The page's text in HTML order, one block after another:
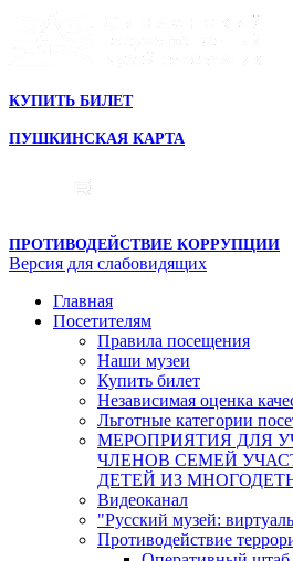
КУПИТЬ БИЛЕТ
ПУШКИНСКАЯ КАРТА
ПРОТИВОДЕЙСТВИЕ КОРРУПЦИИ
Версия для слабовидящих
Главная
Посетителям
Правила посещения
Наши музеи
Купить билет
Независимая оценка
Льготные категории
МЕРОПРИЯТИЯ ДЛЯ
ЧЛЕНОВ СЕМЕЙ
ДЕТЕЙ ИЗ
Видеоканал
"Русский музей:
Противодействие